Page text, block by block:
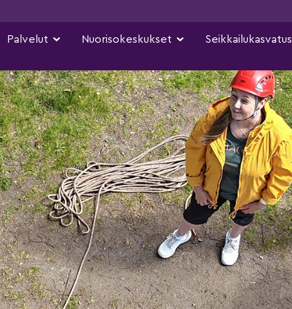
Palvelut Nuorisokeskukset Seikkailukasvatus